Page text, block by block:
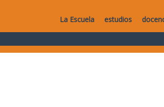
La Escuela estudios